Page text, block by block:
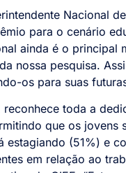
Nacional
para o cenário
ainda é o principal
nossa pesquisa.
os para suas
reconhece toda a
que os jovens
estagiando (51%) e
em relação ao